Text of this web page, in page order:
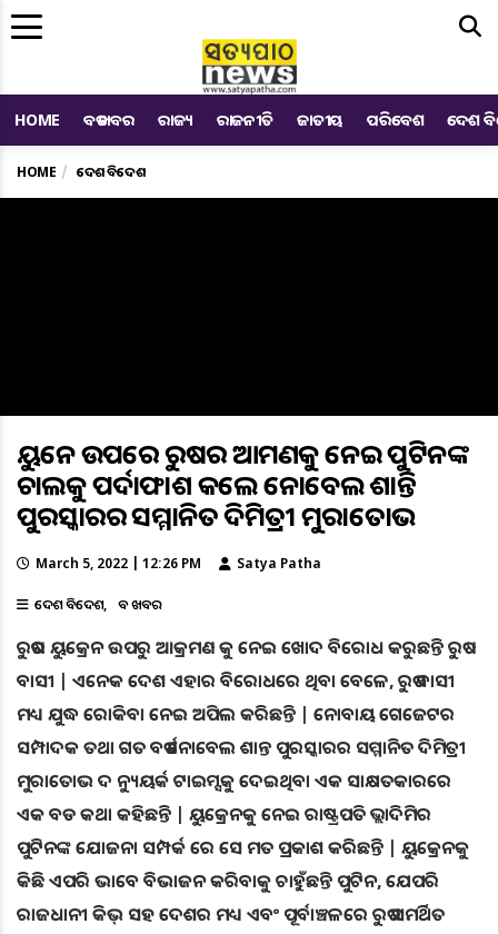
HOME ବଡ ଖବର ରାଜ୍ୟ ରାଜନୀତି ଜାତୀୟ ପରିବେଶ ଦେଶ
HOME ଦେଶ ବିଦେଶ
ୟୁକ୍ରେନ ଉପରେ ରୁଷର ଆକ୍ରମଣକୁ ନେଇ ପୁଟିନଙ୍କ
ଚାଲକୁ ପର୍ଦାଫାଶ କଲେ ନୋବେଲ ଶାନ୍ତି
ପୁରସ୍କାରର ସମ୍ମାନିତ ଦିମିତ୍ରୀ ମୁରାତୋଭ
March 5, 2022 | 12:26 PM Satya Patha
ଦେଶ ବିଦେଶ ବଡ ଖବର
ରୁଷର ୟୁକ୍ରେନ ଉପରୁ ଆକ୍ରମଣ କୁ ନେଇ ଖୋଦ ବିରୋଧ କରୁଛନ୍ତି ରୁଷ
ବାସୀ | ଏନେକ ଦେଶ ଏହାର ବିରୋଧରେ ଥିବା ବେଳେ, ରୁଷ ବାସୀ
ମଧ୍ୟ ଯୁଦ୍ଧ ରୋକିବା ନେଇ ଅପିଲ କରିଛନ୍ତି | ନୋବାୟ ଗେଜେଟର
ସମ୍ପାଦକ ତଥା ଗତ ବର୍ଷ ନୋବେଲ ଶାନ୍ତ ପୁରସ୍କାରର ସମ୍ମାନିତ ଦିମିତ୍ରୀ
ମୁରାତୋଭ ଦ ନ୍ୟୁୟର୍କ ଟାଇମ୍ସକୁ ଦେଇଥିବା ଏକ ସାକ୍ଷତକାରରେ
ଏକ ବଡ କଥା କହିଛନ୍ତି | ୟୁକ୍ରେନକୁ ନେଇ ରାଷ୍ଟ୍ରପତି ଭ୍ଲାଦିମିର
ପୁଟିନଙ୍କ ଯୋଜନା ସମ୍ପର୍କ ରେ ସେ ମତ ପ୍ରକାଶ କରିଛନ୍ତି | ୟୁକ୍ରେନକୁ
କିଛି ଏପରି ଭାବେ ବିଭାଜନ କରିବାକୁ ଚାହୁଁଛନ୍ତି ପୁଟିନ, ଯେପରି
ରାଜଧାନୀ କିଭ୍ ସହ ଦେଶର ମଧ୍ୟ ଏବଂ ପୂର୍ବାଞ୍ଚଳରେ ରୁଷ ସମର୍ଥିତ